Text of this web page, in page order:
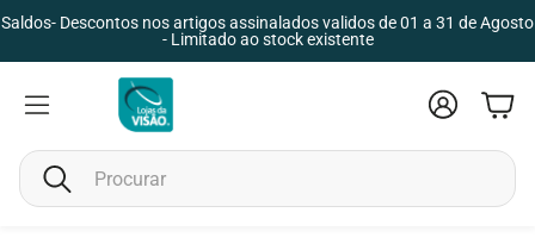
Saldos- Descontos nos artigos assinalados validos de 01 a 31 de Agosto
- Limitado ao stock existente
Pesquisar
Conta
Criança